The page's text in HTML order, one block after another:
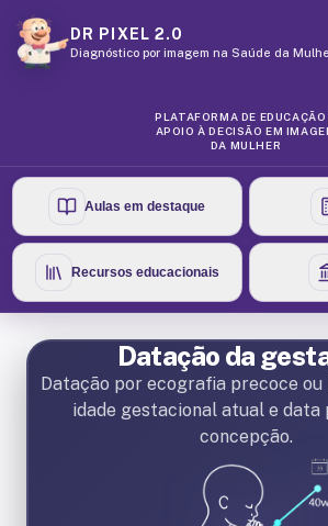
DR PIXEL 2.0
Diagnóstico por imagem na Saúde da
PLATAFORMA DE EDUCAÇÃO
APOIO À DECISÃO EM
DA MULHER
Aulas em destaque
Recursos educacionais
Datação da
Datação por ecografia precoce ou
idade gestacional atual e data
concepção.